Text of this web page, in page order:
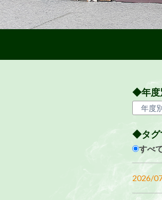
◆年度
◆タグ
すべ
2026/